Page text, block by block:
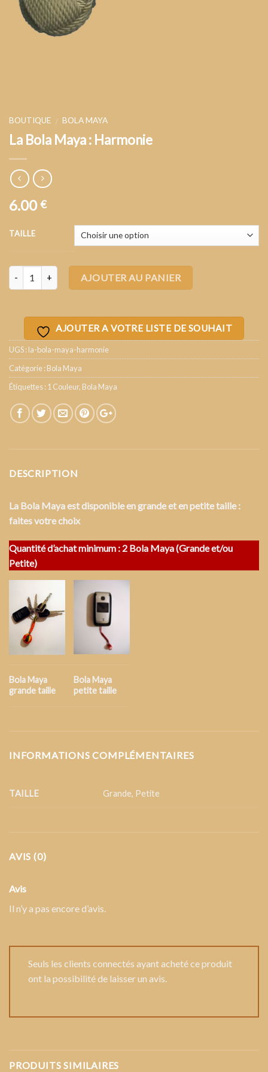
BOUTIQUE / BOLA MAYA
La Bola Maya : Harmonie
6.00 €
TAILLE
AJOUTER AU PANIER
AJOUTER A VOTRE LISTE DE SOUHAIT
UGS :la-bola-maya-harmonie
Catégorie :Bola Maya
Étiquettes :1 Couleur, Bola Maya
DESCRIPTION
La Bola Maya est disponible en grande et en petite taille :
faites votre choix
Quantité d’achat minimum : 2 Bola Maya (Grande et/ou
Petite)
Bola Maya
grande taille
Bola Maya
petite taille
INFORMATIONS COMPLÉMENTAIRES
TAILLE Grande, Petite
AVIS (0)
Avis
Il n’y a pas encore d’avis.
Seuls les clients connectés ayant acheté ce produit
ont la possibilité de laisser un avis.
PRODUITS SIMILAIRES